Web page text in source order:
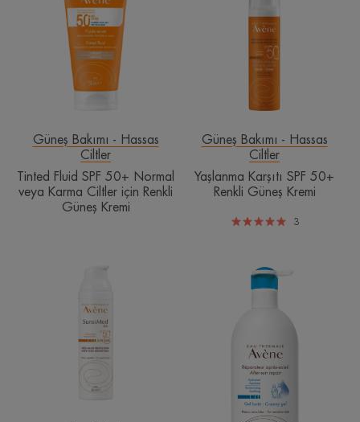
SPF
50+
Normal
veya
Karma
Renkli
Güneş
Kremi
Güneş Bakımı - Hassas
Ciltler
Tinted Fluid SPF 50+ Normal
veya Karma Ciltler için Renkli
Güneş Kremi
50+
Renkli
Güneş
Güneş Bakımı - Hassas
Ciltler
Yaşlanma Karşıtı SPF 50+
Renkli Güneş Kremi
3
Hassas
Ciltler
İçin
Güneş
Kremi
Sonrası